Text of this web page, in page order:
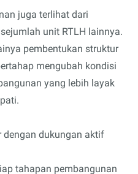
juga terlihat dari
unit RTLH lainnya.
pembentukan struktur
mengubah kondisi
yang lebih layak
dengan dukungan aktif
tahapan pembangunan